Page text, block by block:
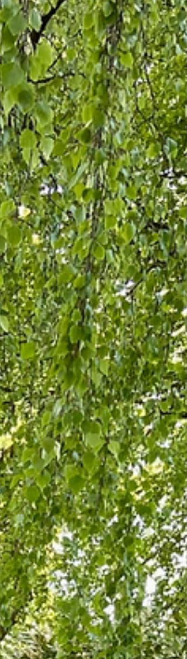
lättskött trädgård är att tänka i större
sammanhang. Många små rabatter, ytor och
former kräver mer skötsel än färre, större
Stora, sammanhängande rabatter är enklare
att hålla snygga eftersom det blir lätta